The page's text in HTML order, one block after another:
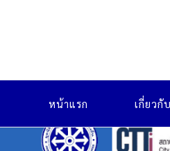
หน้าแรก เกี่ยวกั